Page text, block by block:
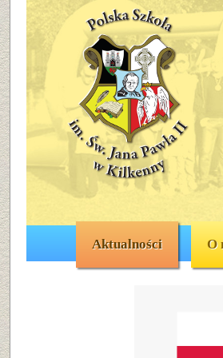
O
Aktualności